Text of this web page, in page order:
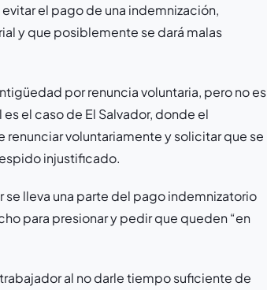
el pago de una indemnización,
y que posiblemente se dará malas
por renuncia voluntaria, pero no es
el caso de El Salvador, donde el
voluntariamente y solicitar que se
injustificado.
se lleva una parte del pago indemnizatorio
para presionar y pedir que queden “en
al no darle tiempo suficiente de